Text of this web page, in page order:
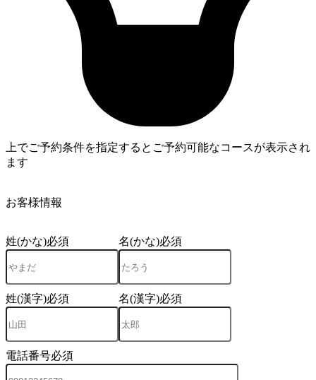
上でご予約条件を指定するとご予約可能なコースが表示され
ます
お客様情報
姓(かな)必須 名(かな)必須
姓(漢字)必須 名(漢字)必須
電話番号必須